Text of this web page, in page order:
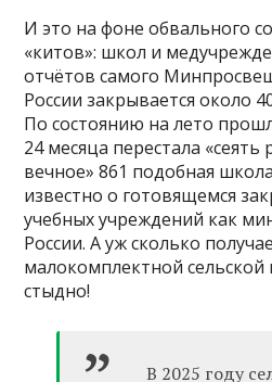
И это на фоне обвального
«китов»: школ и
отчётов самого
России закрывается около
По состоянию на лето
24 месяца перестала
вечное» 861 подобная
известно о готовящемся
учебных учреждений как
России. А уж сколько
малокомплектной
стыдно!
В 2025 году